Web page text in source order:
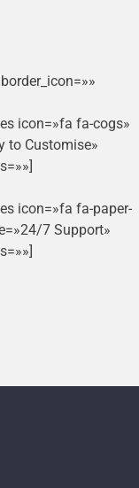
icon=»fa fa-cogs»
to Customise»
icon=»fa fa-paper-
7 Support»